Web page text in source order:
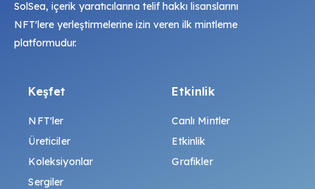
SolSea, içerik yaratıcılarına telif hakkı lisanslarını
NFT'lere yerleştirmelerine izin veren ilk mintleme
platformudur.
Keşfet
NFT'ler
Üreticiler
Koleksiyonlar
Sergiler
Etkinlik
Canlı Mintler
Etkinlik
Grafikler